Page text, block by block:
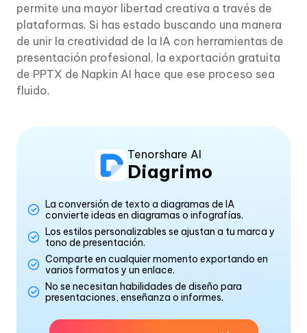
permite una mayor libertad creativa a través de
plataformas. Si has estado buscando una manera
de unir la creatividad de la IA con herramientas de
presentación profesional, la exportación gratuita
de PPTX de Napkin AI hace que ese proceso sea
fluido.
Tenorshare AI
Diagrimo
La conversión de texto a diagramas de IA
convierte ideas en diagramas o infografías.
Los estilos personalizables se ajustan a tu marca y
tono de presentación.
Comparte en cualquier momento exportando en
varios formatos y un enlace.
No se necesitan habilidades de diseño para
presentaciones, enseñanza o informes.